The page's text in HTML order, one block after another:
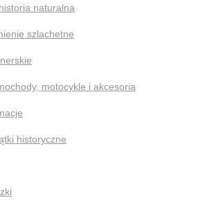
naturalna
szlachetne
motocykle i akcesoria
historyczne